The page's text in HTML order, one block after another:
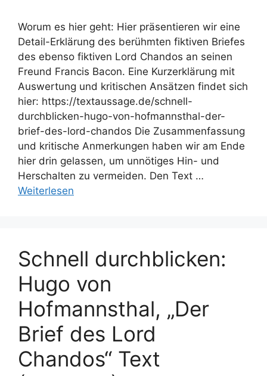
Worum es hier geht: Hier präsentieren wir eine
Detail-Erklärung des berühmten fiktiven Briefes
des ebenso fiktiven Lord Chandos an seinen
Freund Francis Bacon. Eine Kurzerklärung mit
Auswertung und kritischen Ansätzen findet sich
hier: https://textaussage.de/schnell-
durchblicken-hugo-von-hofmannsthal-der-
brief-des-lord-chandos Die Zusammenfassung
und kritische Anmerkungen haben wir am Ende
hier drin gelassen, um unnötiges Hin- und
Herschalten zu vermeiden. Den Text …
Weiterlesen
Schnell durchblicken:
Hugo von
Hofmannsthal, „Der
Brief des Lord
Chandos“ Text